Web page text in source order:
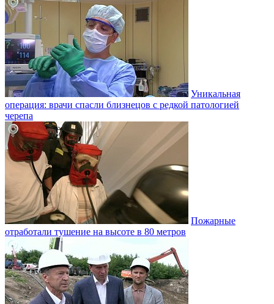
Уникальная
операция: врачи спасли близнецов с редкой патологией
черепа
Пожарные
отработали тушение на высоте в 80 метров